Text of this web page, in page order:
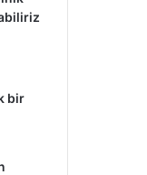
bir